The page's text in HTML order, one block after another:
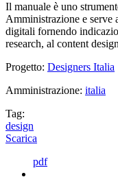
Il manuale è uno
Amministrazione e serve
digitali fornendo
research, al content
Progetto: Designers Italia
Amministrazione: italia
Tag:
design
Scarica
pdf